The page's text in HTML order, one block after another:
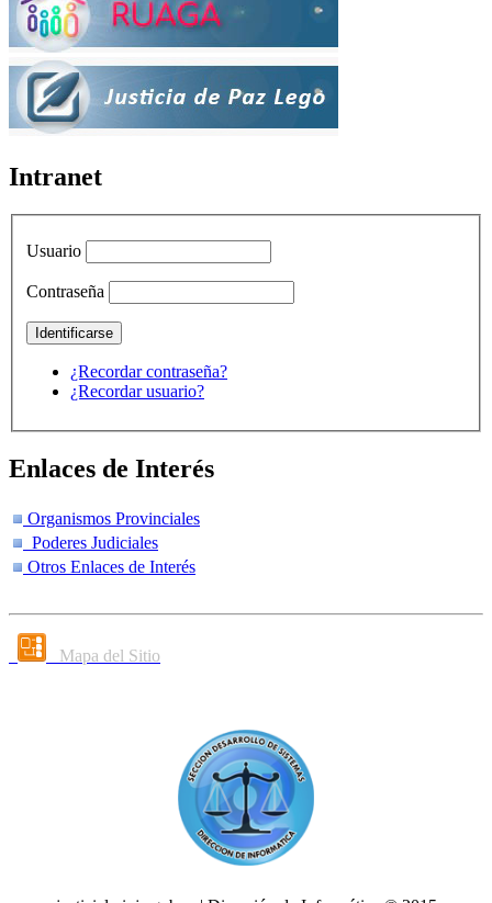
Intranet
Usuario
Contraseña
¿Recordar contraseña?
¿Recordar usuario?
Enlaces de Interés
Organismos Provinciales
Poderes Judiciales
Otros Enlaces de Interés
Mapa del Sitio